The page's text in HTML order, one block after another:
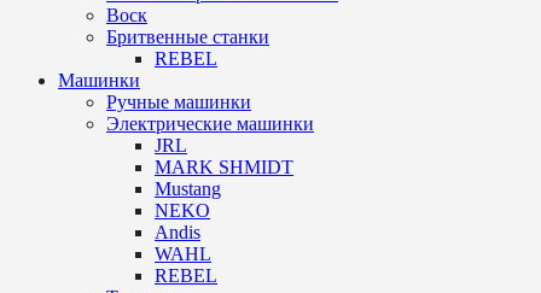
Воск
Бритвенные станки
REBEL
Машинки
Ручные машинки
Электрические машинки
JRL
MARK SHMIDT
Mustang
NEKO
Andis
WAHL
REBEL